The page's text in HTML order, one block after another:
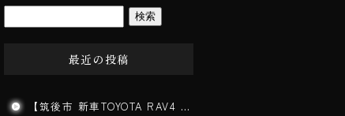
最近の投稿
【筑後市 新車TOYOTA RAV4 ガラスコーティング施工】新車でも下地処理が仕上がりを左右します！